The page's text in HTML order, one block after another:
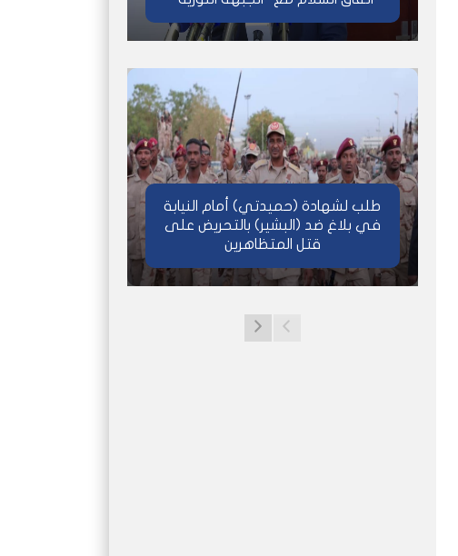
طلب لشهادة (حميدتي) أمام النيابة
في بلاغ ضد (البشير) بالتحريض على
قتل المتظاهرين